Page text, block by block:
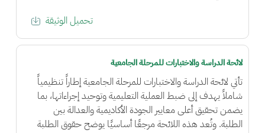
تحميل الوثيقة
لائحة الدراسة والاختبارات للمرحلة الجامعية
تأتي لائحة الدراسة والاختبارات للمرحلة الجامعية إطاراً تنظيمياً
شاملاً يهدف إلى ضبط العملية التعليمية وتوحيد إجراءاتها، بما
يضمن تحقيق أعلى معايير الجودة الأكاديمية والعدالة بين
الطلبة. وتُعد هذه اللائحة مرجعًا أساسيًا يوضح حقوق الطلبة